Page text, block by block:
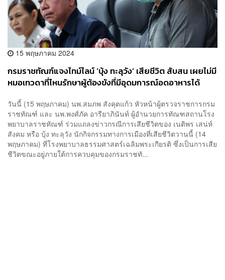
15 พฤษภาคม 2024
กรมราชทัณฑ์แจงไทม์ไลน์ ‘บุ้ง ทะลุวัง’ เสียชีวิต สับสน เผยไม่มี
หมอเทวดาที่ไหนรักษาผู้ต้องขังที่มีอุดมการณ์อดอาหารได้
วันนี้ (15 พฤษภาคม) นพ.สมภพ สังคุตแก้ว หัวหน้าผู้ตรวจราชการกรม
ราชทัณฑ์ และ นพ.พงศ์ภัค อารียาภินันท์ ผู้อำนวยการทัณฑสถานโรง
พยาบาลราชทัณฑ์ ร่วมแถลงข่าวกรณีการเสียชีวิตของ เนติพร เสน่ห์
สังคม หรือ บุ้ง ทะลุวัง นักกิจกรรมทางการเมืองที่เสียชีวิตวานนี้ (14
พฤษภาคม) ที่โรงพยาบาลธรรมศาสตร์เฉลิมพระเกียรติ ซึ่งเป็นการเสีย
ชีวิตขณะอยู่ภายใต้การควบคุมของกรมราชทั...